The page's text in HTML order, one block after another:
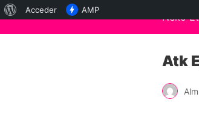
Neko
Atk
Acerca
Acceder AMP